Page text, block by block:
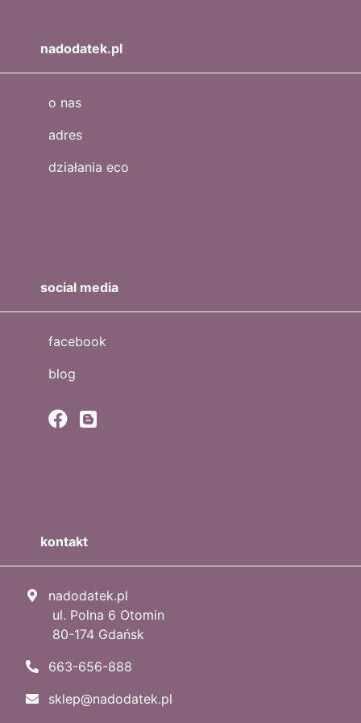
nadodatek.pl
o nas
adres
działania eco
social media
facebook
blog
kontakt
nadodatek.pl
ul. Polna 6 Otomin
80-174 Gdańsk
663-656-888
sklep@nadodatek.pl